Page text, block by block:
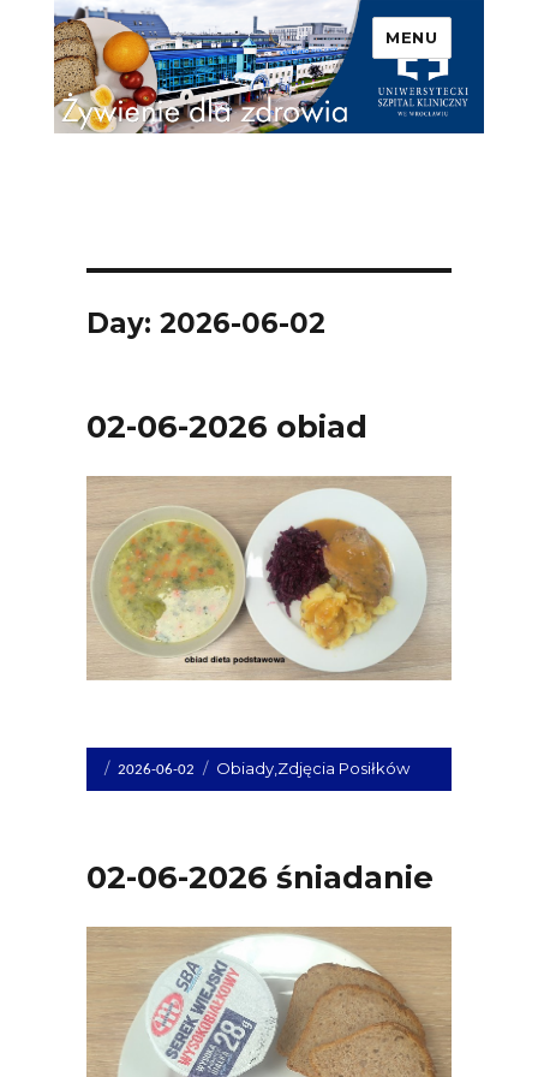
Uniwersytecki Szpital
Kliniczny we Wrocławiu –
Żywienie dla zdrowia
MENU
Day: 2026-06-02
02-06-2026 obiad
Opublikowano
dnia
2026-06-02 Kategorie
Obiady,Zdjęcia Posiłków
02-06-2026 śniadanie